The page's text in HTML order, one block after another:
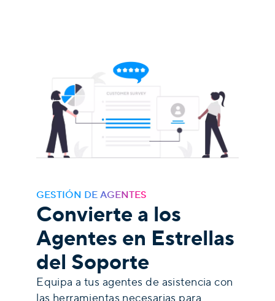
GESTIÓN DE AGENTES
Convierte a los
Agentes en Estrellas
del Soporte
Equipa a tus agentes de asistencia con
las herramientas necesarias para